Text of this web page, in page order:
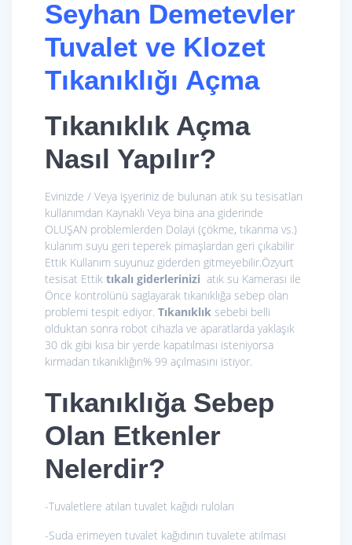
Seyhan Demetevler
Tuvalet ve Klozet
Tıkanıklığı Açma
Tıkanıklık Açma
Nasıl Yapılır?
Evinizde / Veya işyeriniz de bulunan atık su tesisatları
kullanımdan Kaynaklı Veya bina ana giderinde
OLUŞAN problemlerden Dolayi (çökme, tıkanma vs.)
kulanım suyu geri teperek pimaşlardan geri çıkabilir
Ettik Kullanım suyunuz giderden gitmeyebilir.Özyurt
tesisat Ettik tıkalı giderlerinizi atık su Kamerası ile
Önce kontrolünü saglayarak tıkanıklığa sebep olan
problemi tespit ediyor. Tıkanıklık sebebi belli
olduktan sonra robot cihazla ve aparatlarda yaklaşık
30 dk gibi kısa bir yerde kapatılması isteniyorsa
kırmadan tıkanıklığın% 99 açılmasını istiyor.
Tıkanıklığa Sebep
Olan Etkenler
Nelerdir?
-Tuvaletlere atılan tuvalet kağıdı ruloları
-Suda erimeyen tuvalet kağıdının tuvalete atılması